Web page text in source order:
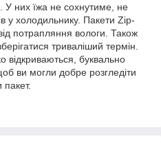
У них їжа не сохнутиме, не
у холодильнику. Пакети Zip-
потрапляння вологи. Також
триваліший термін.
відкриваються, буквально
ви могли добре розгледіти
пакет.